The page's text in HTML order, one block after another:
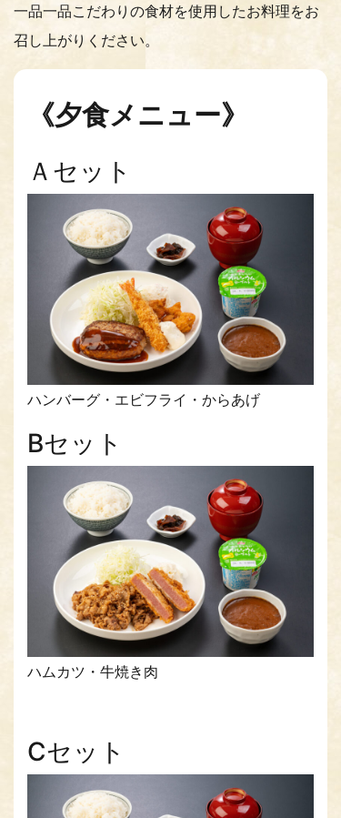
一品一品こだわりの食材を使用したお料理をお
召し上がりください。
《夕食メニュー》
Ａセット
ハンバーグ・エビフライ・からあげ
Bセット
ハムカツ・牛焼き肉
Cセット